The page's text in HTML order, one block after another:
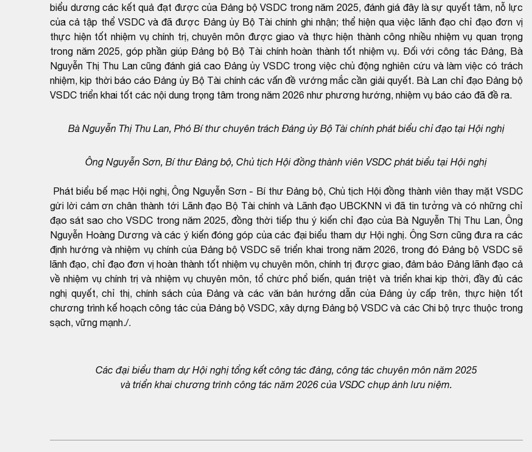
biểu dương các kết quả đạt được của Đảng bộ VSDC trong năm 2025, đánh giá đây là sự quyết tâm, nỗ lực
của cả tập thể VSDC và đã được Đảng ủy Bộ Tài chính ghi nhận; thể hiện qua việc lãnh đạo chỉ đạo đơn vị
thực hiện tốt nhiệm vụ chính trị, chuyên môn được giao và thực hiện thành công nhiều nhiệm vụ quan trọng
trong năm 2025, góp phần giúp Đảng bộ Bộ Tài chính hoàn thành tốt nhiệm vụ. Đối với công tác Đảng, Bà
Nguyễn Thị Thu Lan cũng đánh giá cao Đảng ủy VSDC trong việc chủ động nghiên cứu và làm việc có trách
nhiệm, kịp thời báo cáo Đảng ủy Bộ Tài chính các vấn đề vướng mắc cần giải quyết. Bà Lan chỉ đạo Đảng bộ
VSDC triển khai tốt các nội dung trọng tâm trong năm 2026 như phương hướng, nhiệm vụ báo cáo đã đề ra.
Bà Nguyễn Thị Thu Lan, Phó Bí thư chuyên trách Đảng ủy Bộ Tài chính phát biểu chỉ đạo tại Hội nghị
Ông Nguyễn Sơn, Bí thư Đảng bộ, Chủ tịch Hội đồng thành viên VSDC phát biểu tại Hội nghị
Phát biểu bế mạc Hội nghị, Ông Nguyễn Sơn - Bí thư Đảng bộ, Chủ tịch Hội đồng thành viên thay mặt VSDC
gửi lời cảm ơn chân thành tới Lãnh đạo Bộ Tài chính và Lãnh đạo UBCKNN vì đã tin tưởng và có những chỉ
đạo sát sao cho VSDC trong năm 2025, đồng thời tiếp thu ý kiến chỉ đạo của Bà Nguyễn Thị Thu Lan, Ông
Nguyễn Hoàng Dương và các ý kiến đóng góp của các đại biểu tham dự Hội nghị. Ông Sơn cũng đưa ra các
định hướng và nhiệm vụ chính của Đảng bộ VSDC sẽ triển khai trong năm 2026, trong đó Đảng bộ VSDC sẽ
lãnh đạo, chỉ đạo đơn vị hoàn thành tốt nhiệm vụ chuyên môn, chính trị được giao, đảm bảo Đảng lãnh đạo cả
về nhiệm vụ chính trị và nhiệm vụ chuyên môn, tổ chức phổ biến, quán triệt và triển khai kịp thời, đầy đủ các
nghị quyết, chỉ thị, chính sách của Đảng và các văn bản hướng dẫn của Đảng ủy cấp trên, thực hiện tốt
chương trình kế hoạch công tác của Đảng bộ VSDC, xây dựng Đảng bộ VSDC và các Chi bộ trực thuộc trong
sạch, vững mạnh./.
Các đại biểu tham dự Hội nghị tổng kết công tác đảng, công tác chuyên môn năm 2025
và triển khai chương trình công tác năm 2026 của VSDC chụp ảnh lưu niệm.